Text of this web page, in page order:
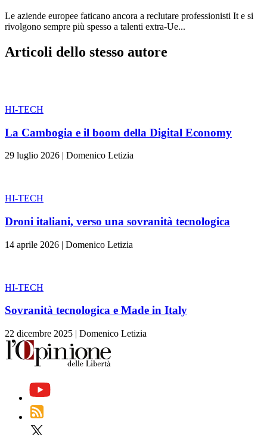
Le aziende europee faticano ancora a reclutare professionisti It e si
rivolgono sempre più spesso a talenti extra-Ue...
Articoli dello stesso autore
HI-TECH
La Cambogia e il boom della Digital Economy
29 luglio 2026 | Domenico Letizia
HI-TECH
Droni italiani, verso una sovranità tecnologica
14 aprile 2026 | Domenico Letizia
HI-TECH
Sovranità tecnologica e Made in Italy
22 dicembre 2025 | Domenico Letizia